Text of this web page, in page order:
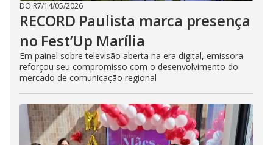
DO R7/14/05/2026
RECORD Paulista marca presença
no Fest’Up Marília
Em painel sobre televisão aberta na era digital, emissora
reforçou seu compromisso com o desenvolvimento do
mercado de comunicação regional